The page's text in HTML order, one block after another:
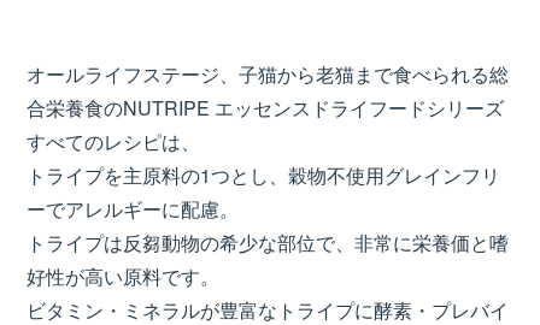
オールライフステージ、子猫から老猫まで食べられる総
合栄養食のNUTRIPE エッセンスドライフードシリーズ
すべてのレシピは、
トライプを主原料の1つとし、穀物不使用グレインフリ
ーでアレルギーに配慮。
トライプは反芻動物の希少な部位で、非常に栄養価と嗜
好性が高い原料です。
ビタミン・ミネラルが豊富なトライプに酵素・プレバイ